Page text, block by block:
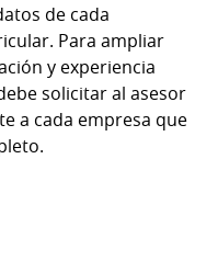
de cada
Para ampliar
y experiencia
solicitar al asesor
a cada empresa que